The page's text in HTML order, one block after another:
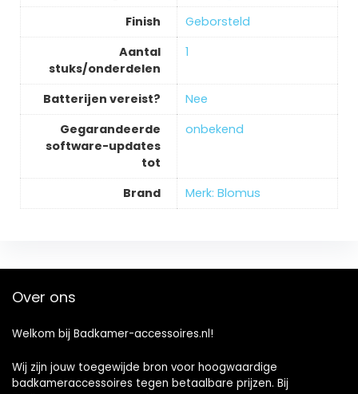
Finish
‎Geborsteld
Aantal
stuks/onderdelen
‎1
Batterijen vereist?
‎Nee
Gegarandeerde
software-updates
tot
‎onbekend
Brand Merk: Blomus
Over ons
Welkom bij Badkamer-accessoires.nl!
Wij zijn jouw toegewijde bron voor hoogwaardige
badkameraccessoires tegen betaalbare prijzen. Bij